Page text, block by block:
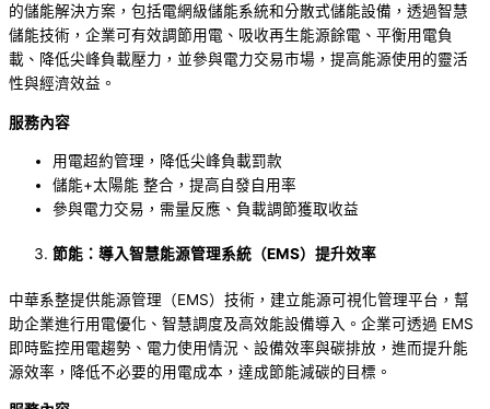
的儲能解決方案，包括電網級儲能系統和分散式儲能設備，透過智慧
儲能技術，企業可有效調節用電、吸收再生能源餘電、平衡用電負
載、降低尖峰負載壓力，並參與電力交易市場，提高能源使用的靈活
性與經濟效益。
服務內容
用電超約管理，降低尖峰負載罰款
儲能+太陽能 整合，提高自發自用率
參與電力交易，需量反應、負載調節獲取收益
節能：導入智慧能源管理系統（EMS）提升效率
中華系整提供能源管理（EMS）技術，建立能源可視化管理平台，幫
助企業進行用電優化、智慧調度及高效能設備導入。企業可透過 EMS
即時監控用電趨勢、電力使用情況、設備效率與碳排放，進而提升能
源效率，降低不必要的用電成本，達成節能減碳的目標。